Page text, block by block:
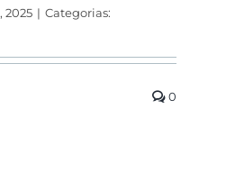
2025 | Categorias:
0